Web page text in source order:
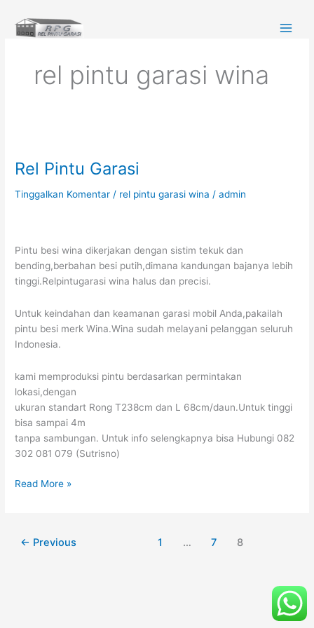
konten
rel pintu garasi wina
Rel Pintu Garasi
Tinggalkan Komentar / rel pintu garasi wina /admin
Pintu besi wina dikerjakan dengan sistim tekuk dan
bending,berbahan besi putih,dimana kandungan bajanya lebih
tinggi.Relpintugarasi wina halus dan precisi.
Untuk keindahan dan keamanan garasi mobil Anda,pakailah
pintu besi merk Wina.Wina sudah melayani pelanggan seluruh
Indonesia.
kami memproduksi pintu berdasarkan permintakan
lokasi,dengan
ukuran standart Rong T238cm dan L 68cm/daun.Untuk tinggi
bisa sampai 4m
tanpa sambungan. Untuk info selengkapnya bisa Hubungi 082
302 081 079 (Sutrisno)
Garasi
Read More »
← Previous 1 … 7 8